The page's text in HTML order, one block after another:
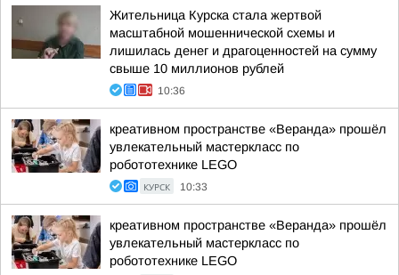
Жительница Курска стала жертвой
масштабной мошеннической схемы и
лишилась денег и драгоценностей на сумму
свыше 10 миллионов рублей
10:36
креативном пространстве «Веранда» прошёл
увлекательный мастеркласс по
робототехнике LEGO
КУРСК 10:33
креативном пространстве «Веранда» прошёл
увлекательный мастеркласс по
робототехнике LEGO